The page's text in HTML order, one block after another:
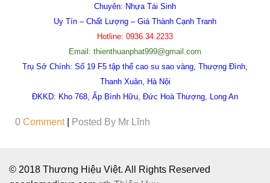
Chuyên: Nhựa Tái Sinh
Uy Tín – Chất Lượng – Giá Thành Cạnh Tranh
Hotline: 0936.34.2233
Email: thienthuanphat999@gmail.com
Trụ Sở Chính: Số 19 F5 tập thể cao su sao vàng, Thượng Đình,
Thanh Xuân, Hà Nội
ĐKKD: Kho 768, Ấp Bình Hữu, Đức Hoà Thượng, Long An
0 Comment Posted By Mr Lĩnh
© 2018 Thương Hiệu Việt. All Rights Reserved